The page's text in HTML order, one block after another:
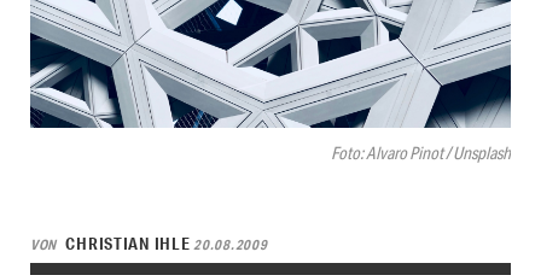
Foto: Alvaro Pinot / Unsplash
VON CHRISTIAN IHLE20.08.2009